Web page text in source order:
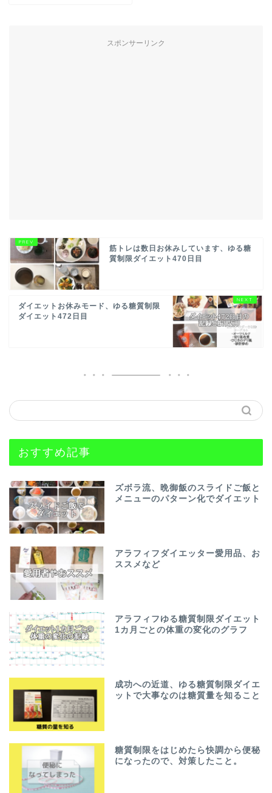
スポンサーリンク
筋トレは数日お休みしています、ゆる糖
質制限ダイエット470日目
ダイエットお休みモード、ゆる糖質制限
ダイエット472日目
おすすめ記事
ズボラ流、晩御飯のスライドご飯と
メニューのパターン化でダイエット
アラフィフダイエッター愛用品、お
ススメなど
アラフィフゆる糖質制限ダイエット
1カ月ごとの体重の変化のグラフ
成功への近道、ゆる糖質制限ダイエ
ットで大事なのは糖質量を知ること
糖質制限をはじめたら快調から便秘
になったので、対策したこと。